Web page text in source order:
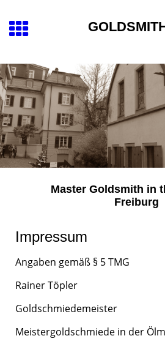
Master Goldsmith in
Freiburg
Impressum
Angaben gemäß § 5 TMG
Rainer Töpler
Goldschmiedemeister
Meistergoldschmiede in der